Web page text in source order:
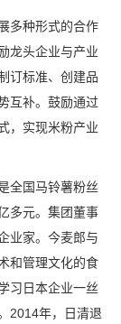
多种形式的合作
龙头企业与产业
订标准、创建品
互补。鼓励通过
，实现米粉产业
全国马铃薯粉丝
多元。集团董事
业家。今麦郎与
和管理文化的食
习日本企业一丝
2014年，日清退